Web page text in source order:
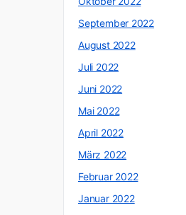
September 2022
August 2022
Juli 2022
Juni 2022
Mai 2022
April 2022
März 2022
Februar 2022
Januar 2022